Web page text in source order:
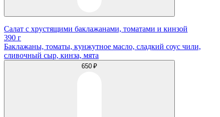
Салат с хрустящими баклажанами, томатами и кинзой
390 г
Баклажаны, томаты, кунжутное масло, сладкий соус чили,
сливочный сыр, кинза, мята
650 ₽